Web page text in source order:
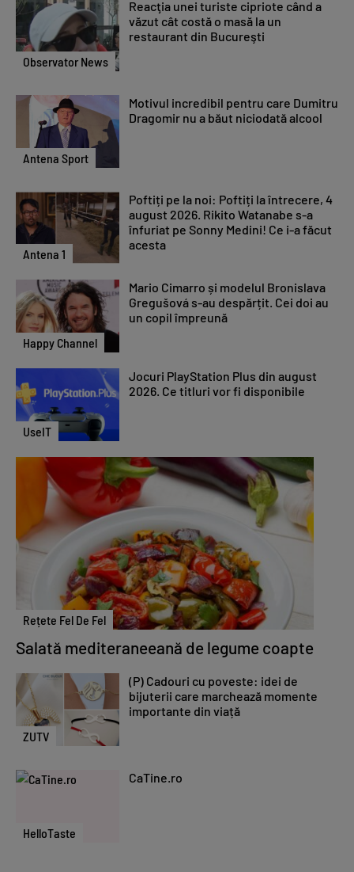
Observator News
Reacţia unei turiste cipriote când a
văzut cât costă o masă la un
restaurant din Bucureşti
Antena Sport
Motivul incredibil pentru care Dumitru
Dragomir nu a băut niciodată alcool
Antena 1
Poftiți pe la noi: Poftiți la întrecere, 4
august 2026. Rikito Watanabe s-a
înfuriat pe Sonny Medini! Ce i-a făcut
acesta
Happy Channel
Mario Cimarro și modelul Bronislava
Gregušová s-au despărțit. Cei doi au
un copil împreună
UseIT
Jocuri PlayStation Plus din august
2026. Ce titluri vor fi disponibile
Rețete Fel De Fel
Salată mediteraneeană de legume coapte
ZUTV
(P) Cadouri cu poveste: idei de
bijuterii care marchează momente
importante din viață
HelloTaste
CaTine.ro